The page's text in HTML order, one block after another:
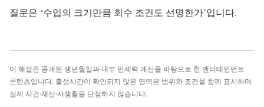
질문은 ‘수입의 크기만큼 회수 조건도 선명한가’입니다.
이 해설은 공개된 생년월일과 내부 만세력 계산을 바탕으로 한 엔터테인먼트
콘텐츠입니다. 출생시간이 확인되지 않은 영역은 범위와 조건을 함께 표시하며
실제 사건·재산·사생활을 단정하지 않습니다.